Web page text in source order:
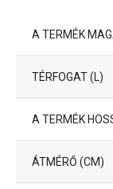
A TERMÉK
TÉRFOGAT (L)
A TERMÉK
ÁTMÉRŐ (CM)